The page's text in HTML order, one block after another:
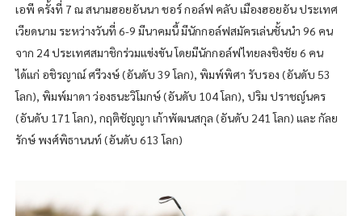
เอพี ครั้งที่ 7 ณ สนามฮอยอันนา ชอร์ กอล์ฟ คลับ เมืองฮอยอัน ประเทศ
เวียดนาม ระหว่างวันที่ 6-9 มีนาคมนี้ มีนักกอล์ฟสมัครเล่นชั้นนำ 96 คน
จาก 24 ประเทศสมาชิกร่วมแข่งขัน โดยมีนักกอล์ฟไทยลงชิงชัย 6 คน
ได้แก่ อชิรญาณ์ ศรีวงษ์ (อันดับ 39 โลก), พิมพ์พิศา รับรอง (อันดับ 53
โลก), พิมพ์มาดา ว่องธนะวิโมกษ์ (อันดับ 104 โลก), ปริม ปราชญ์นคร
(อันดับ 171 โลก), กฤติชัญญา เก้าพัฒนสกุล (อันดับ 241 โลก) และ กัลย
รักษ์​ พงศ์พิธานนท์ (อันดับ 613 โลก)